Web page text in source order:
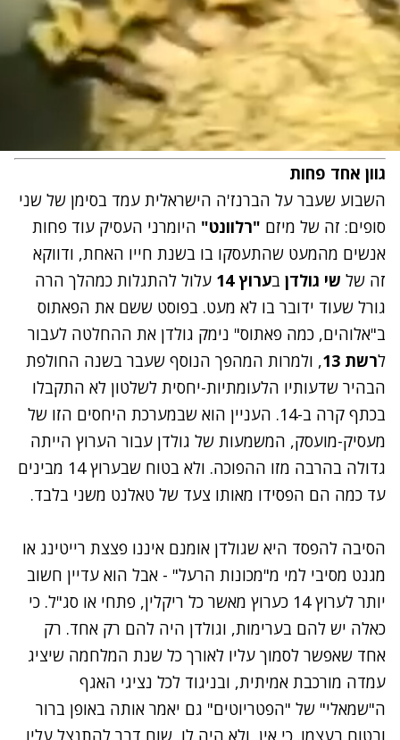
גוון אחד פחות
השבוע שעבר על הברנז'ה הישראלית עמד בסימן של שני
סופים: זה של מיזם "רלוונט" היומרני העסיק עוד פחות
אנשים מהמעט שהתעסקו בו בשנת חייו האחת, ודווקא
זה של שי גולדן בערוץ 14
עלול להתגלות כמהלך הרה
גורל שעוד ידובר בו לא מעט. בפוסט ששם את הפאתוס
ב"אלוהים, כמה פאתוס" נימק גולדן את ההחלטה לעבור
לרשת 13 , ולמרות המהפך הנוסף שעבר בשנה החולפת
הבהיר שדעותיו הלעומתיות-יחסית לשלטון לא התקבלו
בכתף קרה ב-14. העניין הוא שבמערכת היחסים הזו של
מעסיק-מועסק, המשמעות של גולדן עבור הערוץ הייתה
גדולה בהרבה מזו ההפוכה. ולא בטוח שבערוץ 14 מבינים
עד כמה הם הפסידו מאותו צעד של טאלנט משני בלבד.
הסיבה להפסד היא שגולדן אומנם איננו פצצת רייטינג או
מגנט מסיבי למי מ"מכונות הרעל" - אבל הוא עדיין חשוב
יותר לערוץ 14 כערוץ מאשר כל ריקלין, פתחי או סג"ל. כי
כאלה יש להם בערימות, וגולדן היה להם רק אחד. רק
אחד שאפשר לסמוך עליו לאורך כל שנת המלחמה שיציג
עמדה מורכבת אמיתית, ובניגוד לכל נציגי האגף
ה"שמאלי" של "הפטריוטים" גם יאמר אותה באופן ברור
ובטוח בעצמו. כי אין, ולא היה לו, שום דבר להתנצל עליו